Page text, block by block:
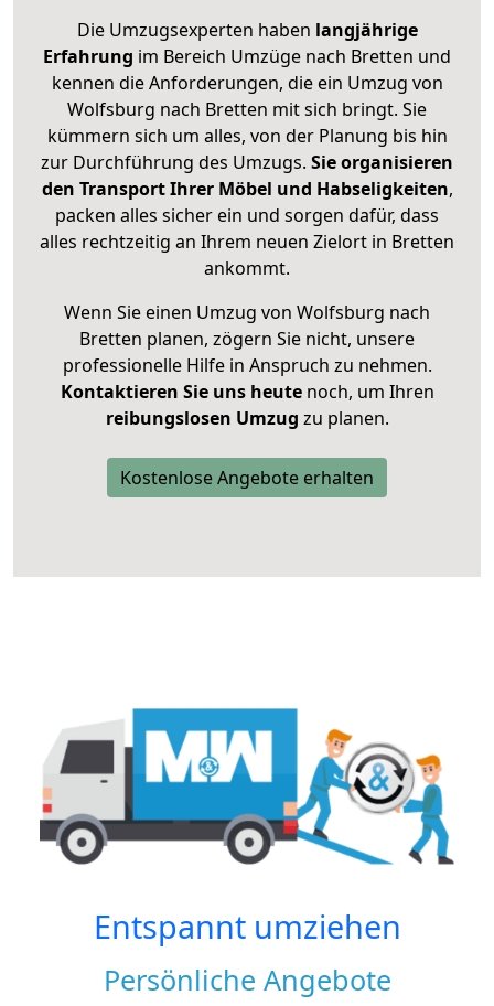
Die Umzugsexperten haben langjährige
Erfahrung im Bereich Umzüge nach Bretten und
kennen die Anforderungen, die ein Umzug von
Wolfsburg nach Bretten mit sich bringt. Sie
kümmern sich um alles, von der Planung bis hin
zur Durchführung des Umzugs. Sie organisieren
den Transport Ihrer Möbel und Habseligkeiten,
packen alles sicher ein und sorgen dafür, dass
alles rechtzeitig an Ihrem neuen Zielort in Bretten
ankommt.
Wenn Sie einen Umzug von Wolfsburg nach
Bretten planen, zögern Sie nicht, unsere
professionelle Hilfe in Anspruch zu nehmen.
Kontaktieren Sie uns heutenoch, um Ihren
reibungslosen Umzug zu planen.
Kostenlose Angebote erhalten
Entspannt umziehen
Persönliche Angebote